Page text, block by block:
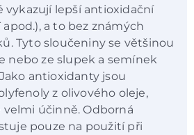
vykazují lepší antioxidační
a to bez známých
Tyto sloučeniny se většinou
nebo ze slupek a semínek
antioxidanty jsou
z olivového oleje,
účinně. Odborná
pouze na použití při